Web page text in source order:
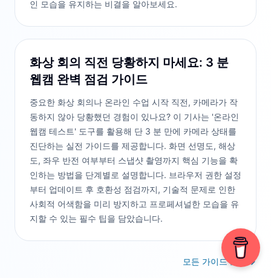
인 모습을 유지하는 비결을 알아보세요.
화상 회의 직전 당황하지 마세요: 3 분
웹캠 완벽 점검 가이드
중요한 화상 회의나 온라인 수업 시작 직전, 카메라가 작
동하지 않아 당황했던 경험이 있나요? 이 기사는 '온라인
웹캠 테스트' 도구를 활용해 단 3 분 만에 카메라 상태를
진단하는 실전 가이드를 제공합니다. 화면 선명도, 해상
도, 좌우 반전 여부부터 스냅샷 촬영까지 핵심 기능을 확
인하는 방법을 단계별로 설명합니다. 브라우저 권한 설정
부터 업데이트 후 호환성 점검까지, 기술적 문제로 인한
사회적 어색함을 미리 방지하고 프로페셔널한 모습을 유
지할 수 있는 필수 팁을 담았습니다.
모든 가이드 보기